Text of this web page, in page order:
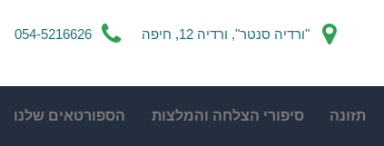
"ורדיה סנטר", ורדיה 12, חיפה 054-5216626
תזונה סיפורי הצלחה והמלצות הספורטאים שלנו